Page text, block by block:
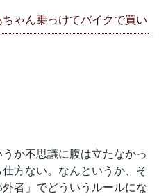
か不思議に腹は立たなかっ
方ない。なんというか、そ
者」でどういうルールにな